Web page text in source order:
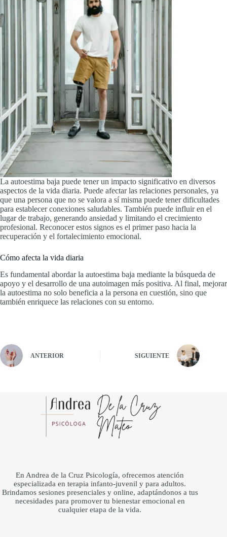
La autoestima baja puede tener un impacto significativo en diversos
aspectos de la vida diaria. Puede afectar las relaciones personales, ya
que una persona que no se valora a sí misma puede tener dificultades
para establecer conexiones saludables. También puede influir en el
lugar de trabajo, generando ansiedad y limitando el crecimiento
profesional. Reconocer estos signos es el primer paso hacia la
recuperación y el fortalecimiento emocional.
Cómo afecta la vida diaria
Es fundamental abordar la autoestima baja mediante la búsqueda de
apoyo y el desarrollo de una autoimagen más positiva. Al final, mejorar
la autoestima no solo beneficia a la persona en cuestión, sino que
también enriquece las relaciones con su entorno.
ANTERIOR SIGUIENTE
En Andrea de la Cruz Psicología, ofrecemos atención
especializada en terapia infanto-juvenil y para adultos.
Brindamos sesiones presenciales y online, adaptándonos a tus
necesidades para promover tu bienestar emocional en
cualquier etapa de la vida.